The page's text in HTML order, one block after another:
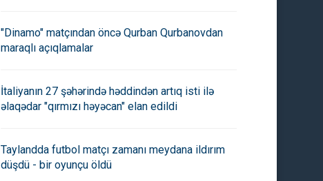
"Dinamo" matçından öncə Qurban Qurbanovdan
maraqlı açıqlamalar
İtaliyanın 27 şəhərində həddindən artıq isti ilə
əlaqədar "qırmızı həyəcan" elan edildi
Taylandda futbol matçı zamanı meydana ildırım
düşdü - bir oyunçu öldü